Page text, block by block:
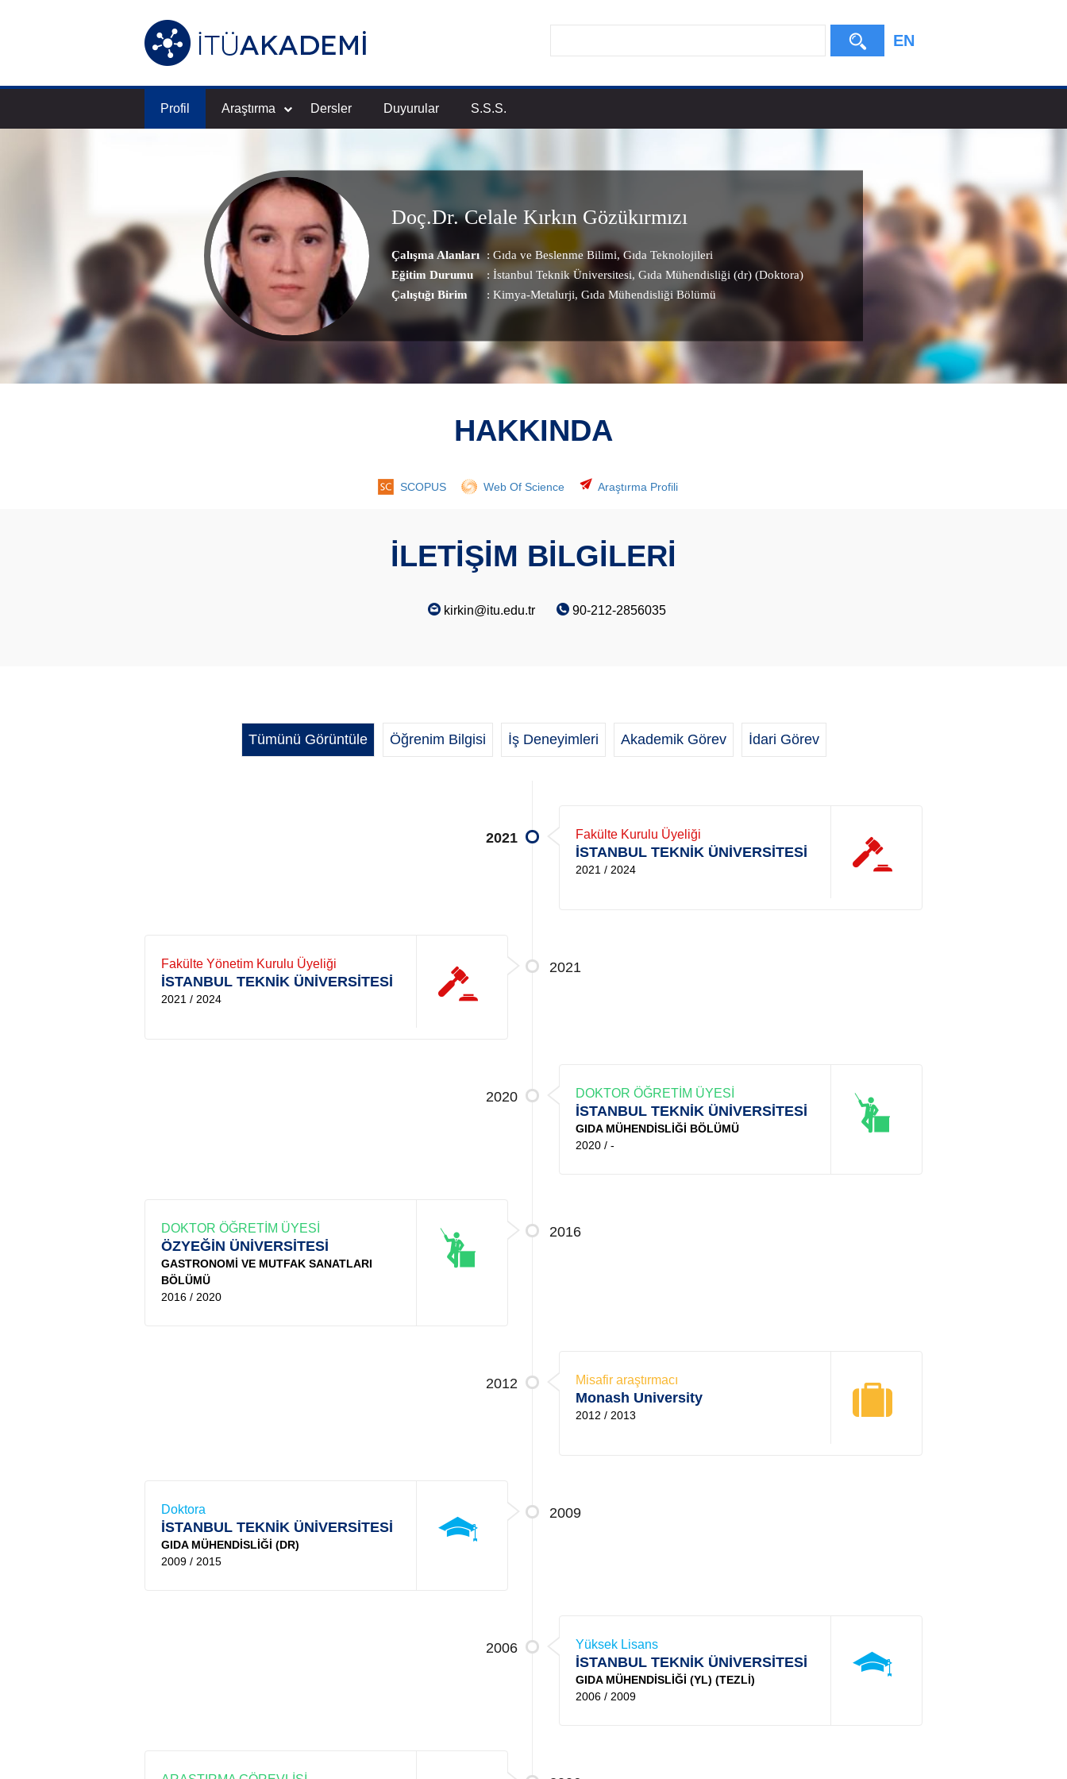
EN
Profil Araştırma Dersler Duyurular S.S.S.
Doç.Dr. Celale Kırkın Gözükırmızı
Çalışma Alanları : Gıda ve Beslenme Bilimi,Gıda Teknolojileri
Eğitim Durumu
: İstanbul Teknik Üniversitesi, Gıda Mühendisliği (dr) (Doktora)
Çalıştığı Birim
: Kimya-Metalurji, Gıda Mühendisliği Bölümü
HAKKINDA
SCOPUS Web Of Science Araştırma Profili
İLETİŞİM BİLGİLERİ
kirkin@itu.edu.tr 90-212-2856035
Tümünü Görüntüle Öğrenim Bilgisi İş Deneyimleri Akademik Görev İdari Görev
2021 Fakülte Kurulu Üyeliği
İSTANBUL TEKNİK ÜNİVERSİTESİ
2021 / 2024
2021
Fakülte Yönetim Kurulu Üyeliği
İSTANBUL TEKNİK ÜNİVERSİTESİ
2021 / 2024
2020 DOKTOR ÖĞRETİM ÜYESİ
İSTANBUL TEKNİK ÜNİVERSİTESİ
GIDA MÜHENDİSLİĞİ BÖLÜMÜ
2020 / -
2016
DOKTOR ÖĞRETİM ÜYESİ
ÖZYEĞİN ÜNİVERSİTESİ
GASTRONOMİ VE MUTFAK SANATLARI
BÖLÜMÜ
2016 / 2020
2012 Misafir araştırmacı
Monash University
2012 / 2013
2009
Doktora
İSTANBUL TEKNİK ÜNİVERSİTESİ
GIDA MÜHENDİSLİĞİ (DR)
2009 / 2015
2006 Yüksek Lisans
İSTANBUL TEKNİK ÜNİVERSİTESİ
GIDA MÜHENDİSLİĞİ (YL) (TEZLİ)
2006 / 2009